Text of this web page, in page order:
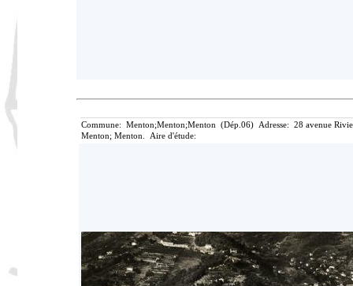
Commune: Menton;Menton;Menton (Dép.06) Adresse: 28 avenue
Menton; Menton. Aire d'étude: